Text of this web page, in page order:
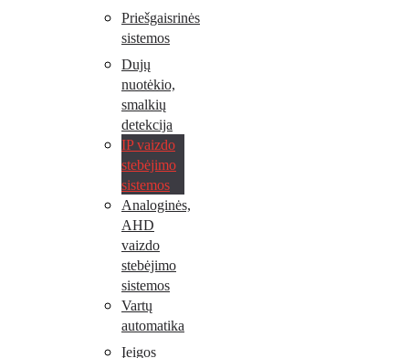
Priešgaisrinės
sistemos
Dujų
nuotėkio,
smalkių
detekcija
IP vaizdo
stebėjimo
sistemos
Analoginės,
AHD
vaizdo
stebėjimo
sistemos
Vartų
automatika
Įeigos